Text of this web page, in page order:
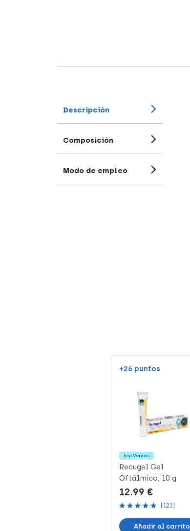
Descripción
Composición
Modo de empleo
+26 puntos
Top Ventas
Recugel Gel
Oftálmico, 10 g
12.99 €
(121)
Añadir al carrito